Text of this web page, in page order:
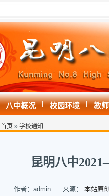
八中概况 | 校园环境 | 教
首页 » 学校通知
昆明八中
作者：admin 来源： 本站原创